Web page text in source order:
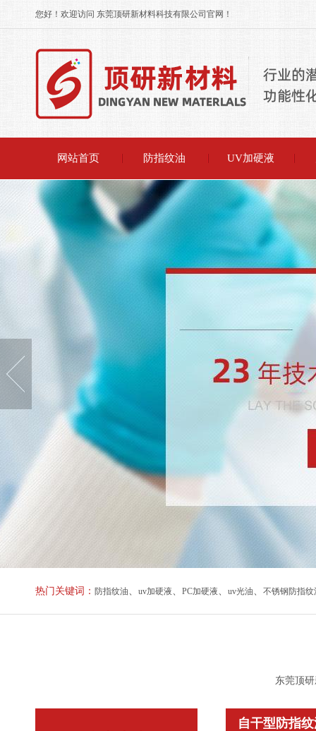
您好！欢迎访问 东莞顶研新材料科技有限公司官网！
网站首页 防指纹油 UV加硬液
热门关键词： 防指纹油、 uv加硬液、 PC加硬液、 uv光油、 不锈钢防指纹
东莞顶
自干型防指